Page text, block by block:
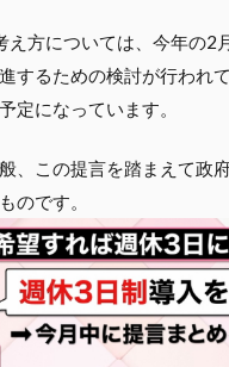
え方については、今年の2
するための検討が行われ
定になっています。
、この提言を踏まえて政
のです。